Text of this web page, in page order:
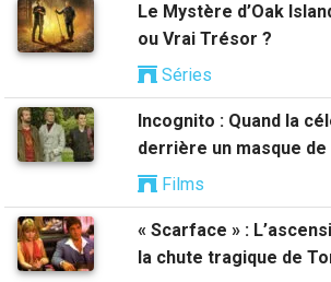
Le Mystère d’Oak
ou Vrai Trésor ?
Séries
Incognito : Quand la
derrière un masque
Films
« Scarface » :
la chute tragique de